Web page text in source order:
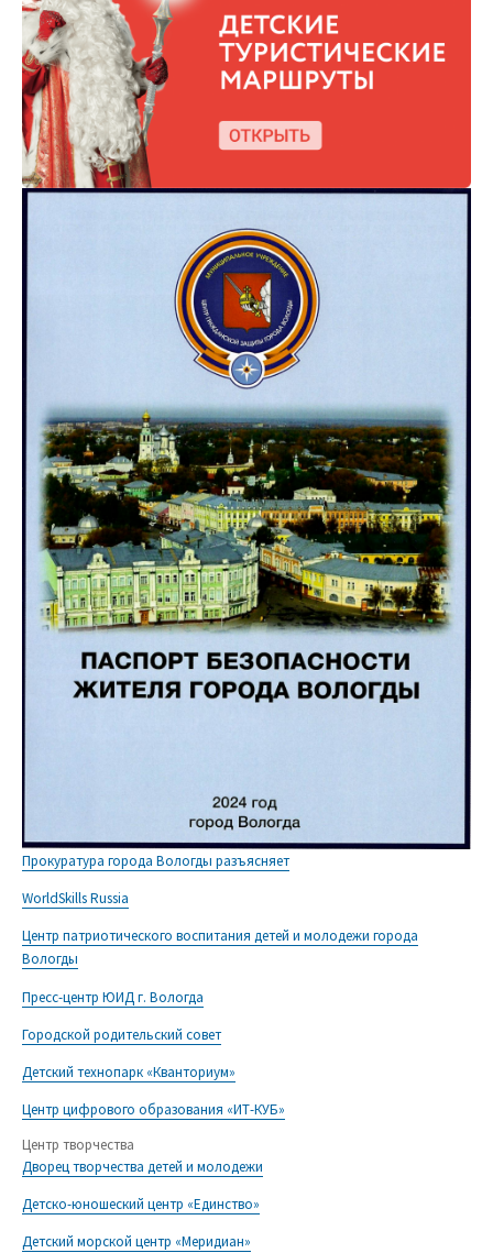
Прокуратура города Вологды разъясняет
WorldSkills Russia
Центр патриотического воспитания детей и молодежи города
Вологды
Пресс-центр ЮИД г. Вологда
Городской родительский совет
Детский технопарк «Кванториум»
Центр цифрового образования «ИТ-КУБ»
Центр творчества
Дворец творчества детей и молодежи
Детско-юношеский центр «Единство»
Детский морской центр «Меридиан»